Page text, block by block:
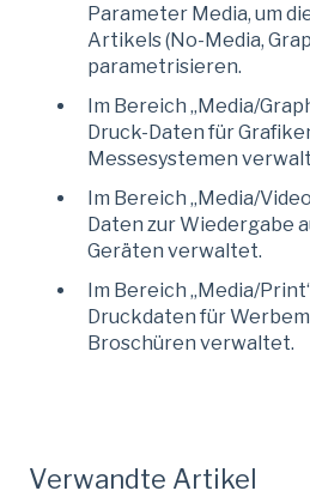
Parameter Media, um
Artikels (No-Media,
parametrisieren.
Im Bereich „Media/
Druck-Daten für
Messesystemen
Im Bereich „Media/
Daten zur Wiedergabe
Geräten verwaltet.
Im Bereich „Media/
Druckdaten für
Broschüren verwaltet.
Verwandte Artikel